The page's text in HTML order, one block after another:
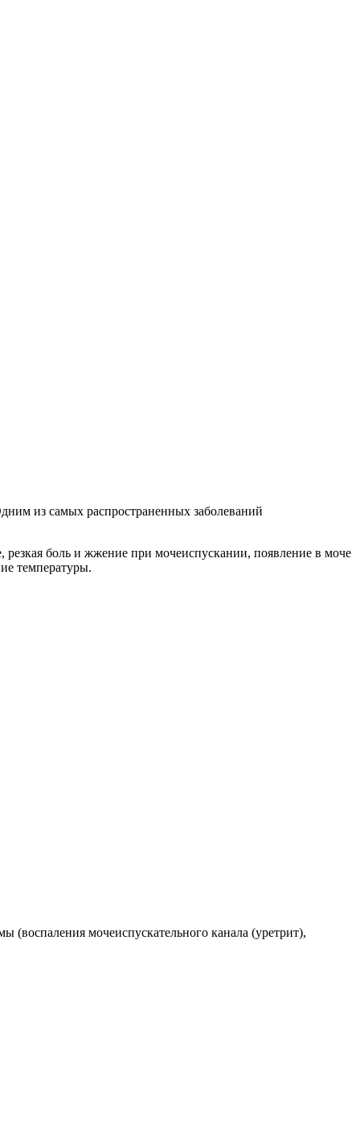
из самых распространенных заболеваний
боль и жжение при мочеиспускании, появление в моче
температуры.
мочеиспускательного канала (уретрит),